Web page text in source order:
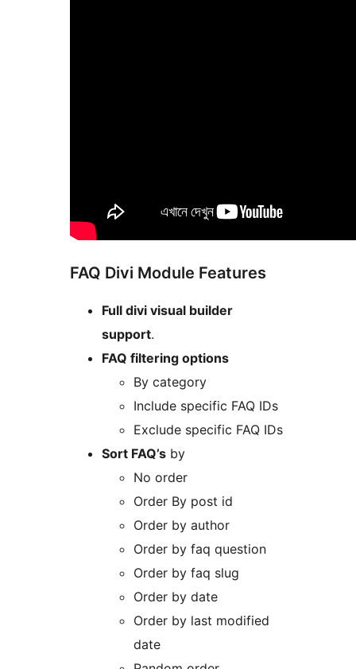
FAQ Divi Module Features
Full divi visual builder
support.
FAQ filtering options
By category
Include specific FAQ IDs
Exclude specific FAQ IDs
Sort FAQ’s by
No order
Order By post id
Order by author
Order by faq question
Order by faq slug
Order by date
Order by last modified
date